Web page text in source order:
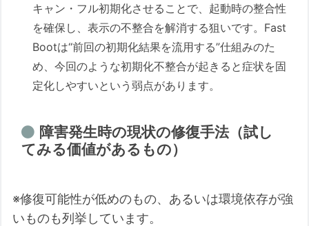
キャン・フル初期化させることで、起動時の整合性
を確保し、表示の不整合を解消する狙いです。Fast
Bootは“前回の初期化結果を流用する”仕組みのた
め、今回のような初期化不整合が起きると症状を固
定化しやすいという弱点があります。
障害発生時の現状の修復手法（試し
てみる価値があるもの）
※修復可能性が低めのもの、あるいは環境依存が強
いものも列挙しています。